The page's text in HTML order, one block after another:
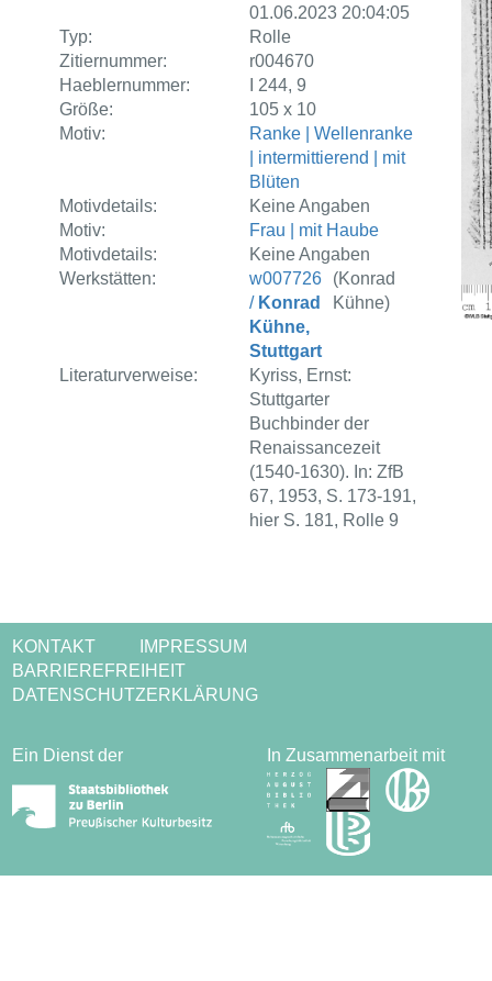
01.06.2023 20:04:05
Typ:
Rolle
Zitiernummer:
r004670
Haeblernummer:
I 244, 9
Größe:
105 x 10
Motiv:
Ranke | Wellenranke
| intermittierend | mit
Blüten
Motivdetails:
Keine Angaben
Motiv:
Frau | mit Haube
Motivdetails:
Keine Angaben
Werkstätten:
w007726
/ Konrad
Kühne,
Stuttgart
(Konrad
Kühne)
Literaturverweise:
Kyriss, Ernst:
Stuttgarter
Buchbinder der
Renaissancezeit
(1540-1630). In: ZfB
67, 1953, S. 173-191,
hier S. 181, Rolle 9
KONTAKT
IMPRESSUM
BARRIEREFREIHEIT
DATENSCHUTZERKLÄRUNG
Ein Dienst der In Zusammenarbeit mit